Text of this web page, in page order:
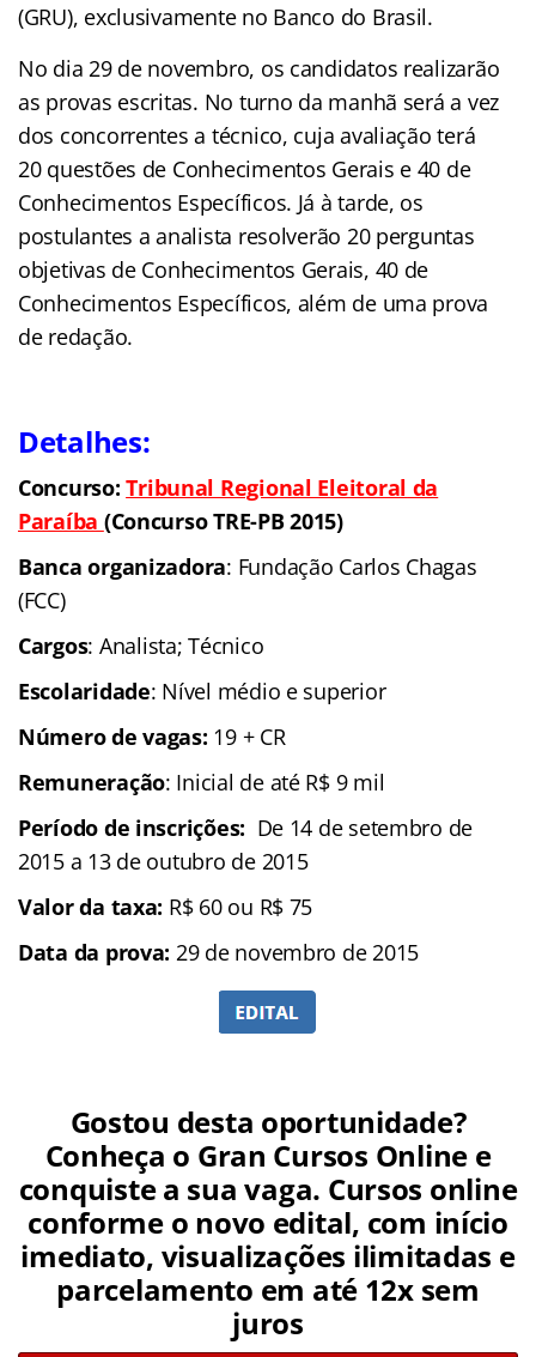
(GRU), exclusivamente no Banco do Brasil.
No dia 29 de novembro, os candidatos realizarão
as provas escritas. No turno da manhã será a vez
dos concorrentes a técnico, cuja avaliação terá
20 questões de Conhecimentos Gerais e 40 de
Conhecimentos Específicos. Já à tarde, os
postulantes a analista resolverão 20 perguntas
objetivas de Conhecimentos Gerais, 40 de
Conhecimentos Específicos, além de uma prova
de redação.
Detalhes:
Concurso:Tribunal Regional Eleitoral da
Paraíba (Concurso TRE-PB 2015)
Banca organizadora: Fundação Carlos Chagas
(FCC)
Cargos: Analista; Técnico
Escolaridade: Nível médio e superior
Número de vagas: 19 + CR
Remuneração: Inicial de até R$ 9 mil
Período de inscrições: De 14 de setembro de
2015 a 13 de outubro de 2015
Valor da taxa: R$ 60 ou R$ 75
Data da prova: 29 de novembro de 2015
Gostou desta oportunidade?
Conheça o Gran Cursos Online e
conquiste a sua vaga. Cursos online
conforme o novo edital, com início
imediato, visualizações ilimitadas e
parcelamento em até 12x sem
juros